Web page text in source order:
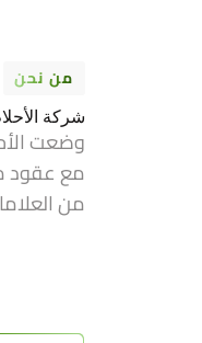
من نحن
شركة الأحلام
وضعت
مع عقود
من